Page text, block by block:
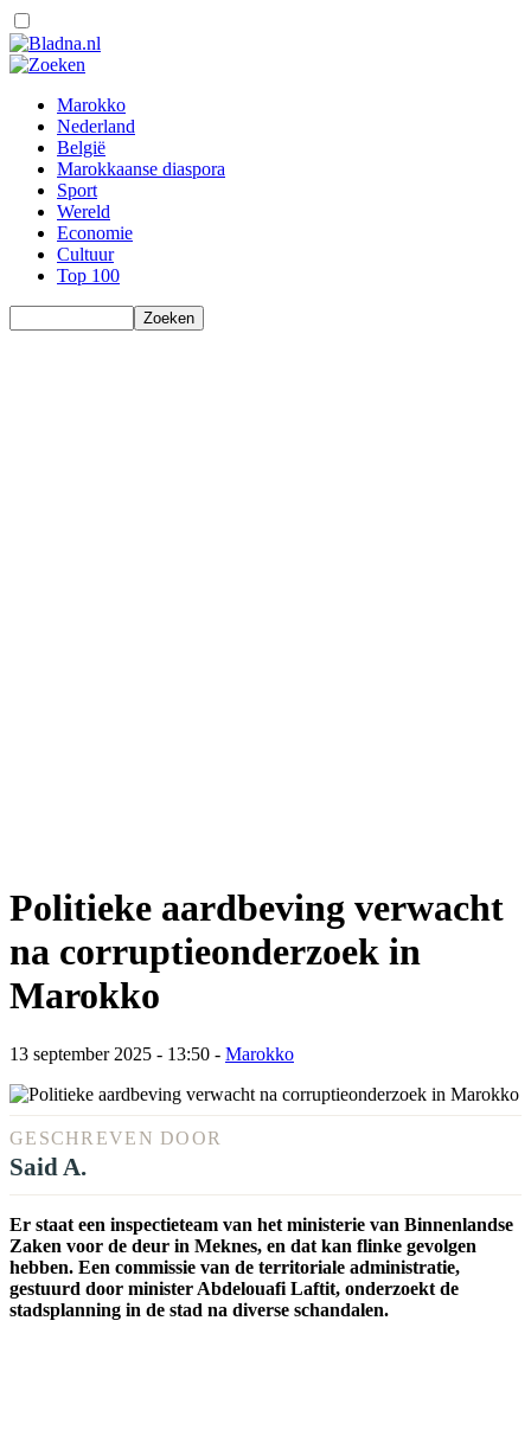
Marokko
Nederland
België
Marokkaanse diaspora
Sport
Wereld
Economie
Cultuur
Top 100
Politieke aardbeving verwacht
na corruptieonderzoek in
Marokko
13 september 2025 - 13:50 - Marokko
GESCHREVEN DOOR
Said A.
Er staat een inspectieteam van het ministerie van Binnenlandse
Zaken voor de deur in Meknes, en dat kan flinke gevolgen
hebben. Een commissie van de territoriale administratie,
gestuurd door minister Abdelouafi Laftit, onderzoekt de
stadsplanning in de stad na diverse schandalen.